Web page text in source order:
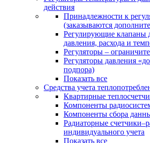
действия
Принадлежности к
(заказываются
Регулирующие клапаны
давления, расхода и
Регуляторы –
Регуляторы давления
подпора)
Показать все
Средства учета
Квартирные
Компоненты
Компоненты сбора
Радиаторные
индивидуального учета
Показать все